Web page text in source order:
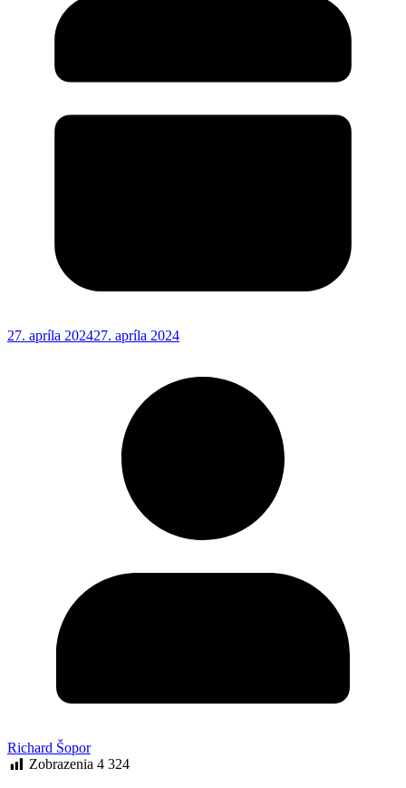
27. apríla 202427. apríla 2024
Richard Šopor
Zobrazenia 4 324